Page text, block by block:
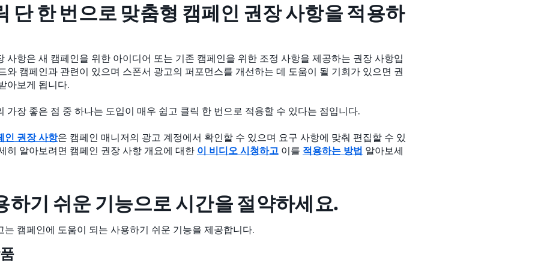
단 한 번으로 맞춤형 캠페인 권장 사항을 적용하
사항은 새 캠페인을 위한 아이디어 또는 기존 캠페인을 위한 조정 사항을 제공하는 권장 사항입
와 캠페인과 관련이 있으며 스폰서 광고의 퍼포먼스를 개선하는 데 도움이 될 기회가 있으면 권
아보게 됩니다.
가장 좋은 점 중 하나는 도입이 매우 쉽고 클릭 한 번으로 적용할 수 있다는 점입니다.
인 권장 사항은 캠페인 매니저의 광고 계정에서 확인할 수 있으며 요구 사항에 맞춰 편집할 수 있
히 알아보려면 캠페인 권장 사항 개요에 대한 이 비디오 시청하고 이를 적용하는 방법 알아보세
하기 쉬운 기능으로 시간을 절약하세요.
는 캠페인에 도움이 되는 사용하기 쉬운 기능을 제공합니다.